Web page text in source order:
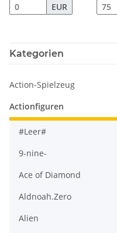
EUR
Kategorien
Action-Spielzeug
Actionfiguren
#Leer#
9-nine-
Ace of Diamond
Aldnoah.Zero
Alien